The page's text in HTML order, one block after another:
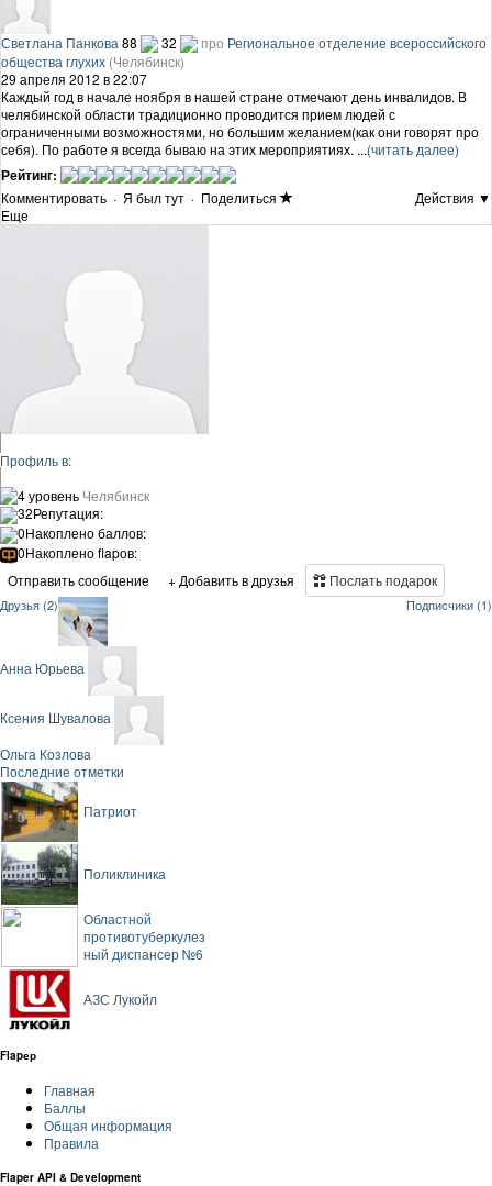
Светлана Панкова 88 32 про Региональное отделение всероссийского
общества глухих (Челябинск)
29 апреля 2012 в 22:07
Каждый год в начале ноября в нашей стране отмечают день инвалидов. В
челябинской области традиционно проводится прием людей с
ограниченными возможностями, но большим желанием(как они говорят про
себя). По работе я всегда бываю на этих мероприятиях. ...(читать далее)
Рейтинг:
Комментировать · Я был тут · Поделиться
Действия ▼
Еще
Профиль в:
4 уровень Челябинск
32Репутация:
0Накоплено баллов:
0Накоплено flapов:
Отправить сообщение
+ Добавить в друзья Послать подарок
Друзья (2) Подписчики (1)
Анна Юрьева
Ксения Шувалова
Ольга Козлова
Последние отметки
Патриот
Поликлиника
Областной
противотуберкулез
ный диспансер №6
АЗС Лукойл
Flapер
Главная
Баллы
Общая информация
Правила
Flaper API & Development